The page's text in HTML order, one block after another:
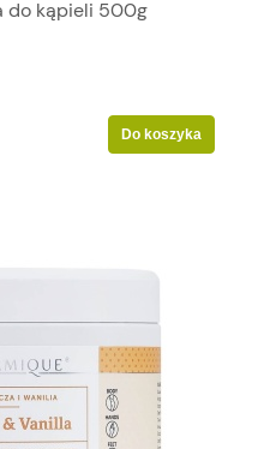
do kąpieli 500g
Do koszyka